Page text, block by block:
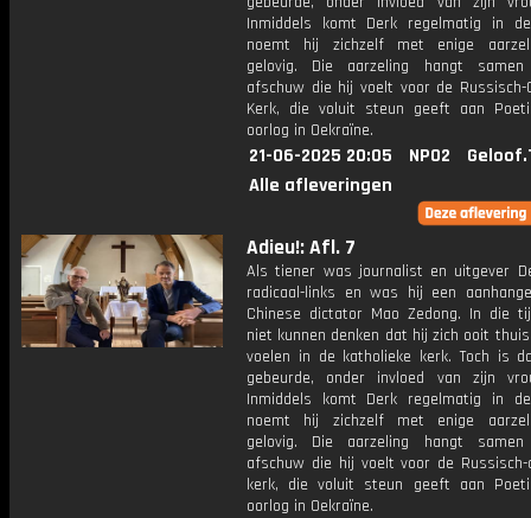
Inmiddels komt Derk regelmatig in
noemt hij zichzelf met enige
gelovig. Die aarzeling hangt
afschuw die hij voelt voor de Russisch-
Kerk, die voluit steun geeft aan
oorlog in Oekraïne.
21-06-2025 20:05 NPO2
Alle afleveringen
Adieu!: Afl. 7
Als tiener was journalist en uitgever
radicaal-links en was hij een
Chinese dictator Mao Zedong. In die
niet kunnen denken dat hij zich ooit
voelen in de katholieke kerk. Toch is
gebeurde, onder invloed van zijn
Inmiddels komt Derk regelmatig in
noemt hij zichzelf met enige
gelovig. Die aarzeling hangt
afschuw die hij voelt voor de Russisch-
kerk, die voluit steun geeft aan
oorlog in Oekraïne.